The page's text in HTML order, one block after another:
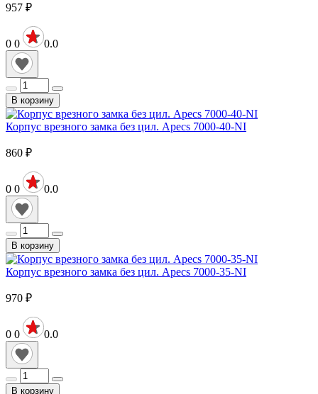
957 ₽
0 0 0.0
В корзину
Корпус врезного замка без цил. Apecs 7000-40-NI
860 ₽
0 0 0.0
В корзину
Корпус врезного замка без цил. Apecs 7000-35-NI
970 ₽
0 0 0.0
В корзину